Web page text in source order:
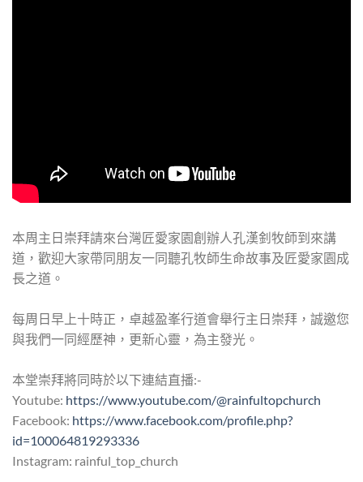
本周主日崇拜請來台灣匠愛家園創辦人孔漢釗牧師到來講
道，歡迎大家帶同朋友一同聽孔牧師生命故事及匠愛家園成
長之道。
每周日早上十時正，卓越盈峯行道會舉行主日崇拜，誠邀您
與我們一同經歷神，更新心靈，為主發光。
本堂崇拜將同時於以下連結直播:-
Youtube: https://www.youtube.com/@rainfultopchurch
Facebook: https://www.facebook.com/profile.php?
id=100064819293336
Instagram: rainful_top_church